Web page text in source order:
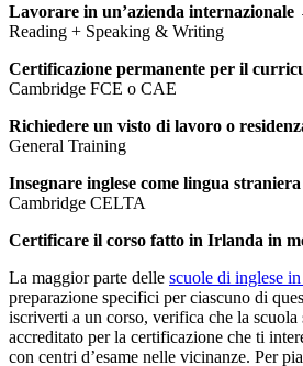
Lavorare in un’azienda internazionale
Reading + Speaking & Writing
Certificazione permanente per il
Cambridge FCE o CAE
Richiedere un visto di lavoro o
General Training
Insegnare inglese come lingua straniera
Cambridge CELTA
Certificare il corso fatto in Irlanda in
La maggior parte delle scuole di inglese
preparazione specifici per ciascuno di
iscriverti a un corso, verifica che la scuola
accreditato per la certificazione che ti
con centri d’esame nelle vicinanze. Per